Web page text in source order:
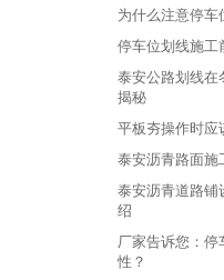
为什么注意停车
停车位划线施工
泰安公路划线在
揭秘
平板夯操作时应
泰安沥青路面施
泰安沥青道路铺
绍
厂家告诉您：
性？